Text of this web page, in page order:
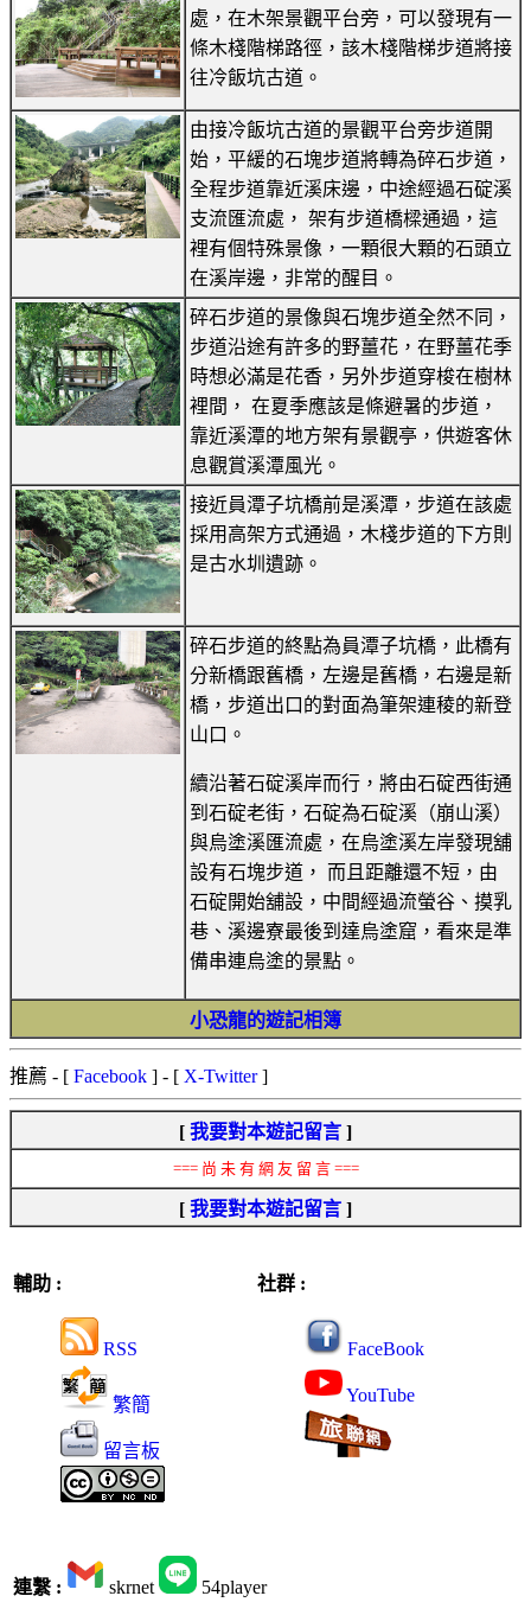
處，在木架景觀平台旁，可以發現有一
條木棧階梯路徑，該木棧階梯步道將接
往冷飯坑古道。
由接冷飯坑古道的景觀平台旁步道開
始，平緩的石塊步道將轉為碎石步道，
全程步道靠近溪床邊，中途經過石碇溪
支流匯流處， 架有步道橋樑通過，這
裡有個特殊景像，一顆很大顆的石頭立
在溪岸邊，非常的醒目。
碎石步道的景像與石塊步道全然不同，
步道沿途有許多的野薑花，在野薑花季
時想必滿是花香，另外步道穿梭在樹林
裡間， 在夏季應該是條避暑的步道，
靠近溪潭的地方架有景觀亭，供遊客休
息觀賞溪潭風光。
接近員潭子坑橋前是溪潭，步道在該處
採用高架方式通過，木棧步道的下方則
是古水圳遺跡。
碎石步道的終點為員潭子坑橋，此橋有
分新橋跟舊橋，左邊是舊橋，右邊是新
橋，步道出口的對面為筆架連稜的新登
山口。
續沿著石碇溪岸而行，將由石碇西街通
到石碇老街，石碇為石碇溪（崩山溪）
與烏塗溪匯流處，在烏塗溪左岸發現舖
設有石塊步道， 而且距離還不短，由
石碇開始舖設，中間經過流螢谷、摸乳
巷、溪邊寮最後到達烏塗窟，看來是準
備串連烏塗的景點。
小恐龍的遊記相簿
推薦 - [ Facebook ] - [ X-Twitter]
[ 我要對本遊記留言 ]
=== 尚 未 有 網 友 留 言 ===
[ 我要對本遊記留言 ]
輔助 :
RSS
繁簡
留言板
社群 :
FaceBook
YouTube
連繫 : skrnet 54player